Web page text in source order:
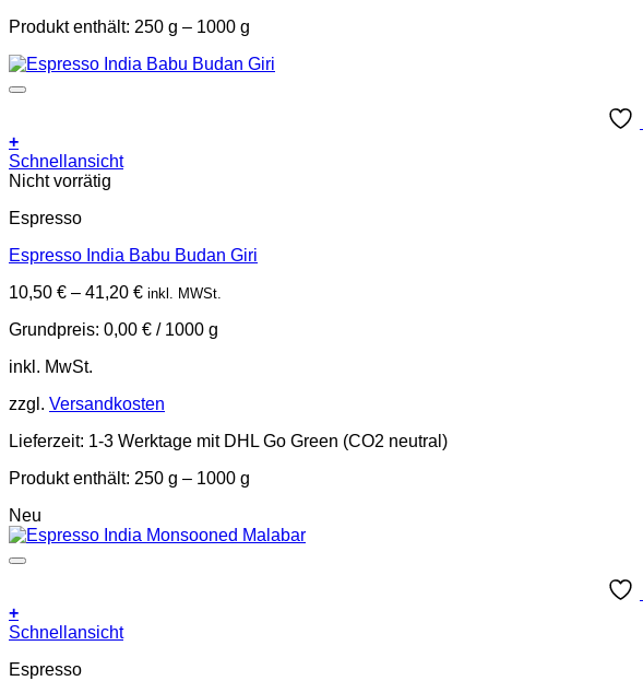
Produkt enthält: 250 g – 1000 g
+
Dieses
Produkt
mehrere
auf.
Optionen
auf
der
Produktseite
gewählt
werden
Schnellansicht
Nicht vorrätig
Espresso
Espresso India Babu Budan Giri
10,50 € – 41,20 € inkl. MWSt.
Grundpreis: 0,00 € / 1000 g
inkl. MwSt.
zzgl. Versandkosten
Lieferzeit: 1-3 Werktage mit DHL Go Green (CO2 neutral)
Produkt enthält: 250 g – 1000 g
Neu
+
Dieses
weist
Schnellansicht
Espresso